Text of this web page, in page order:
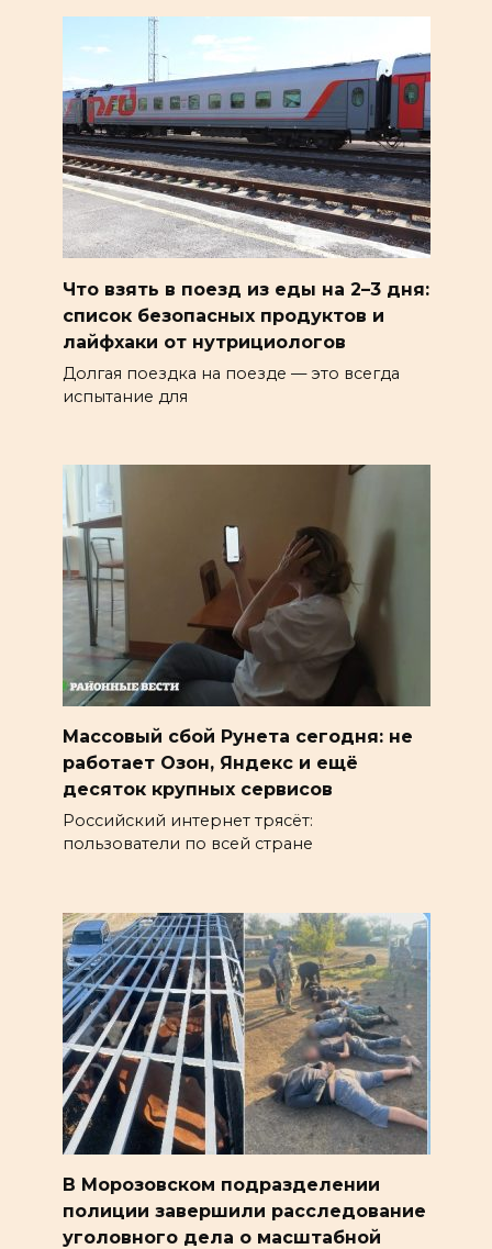
Что взять в поезд из еды на 2–3 дня:
список безопасных продуктов и
лайфхаки от нутрициологов
Долгая поездка на поезде — это всегда
испытание для
Массовый сбой Рунета сегодня: не
работает Озон, Яндекс и ещё
десяток крупных сервисов
Российский интернет трясёт:
пользователи по всей стране
В Морозовском подразделении
полиции завершили расследование
уголовного дела о масштабной